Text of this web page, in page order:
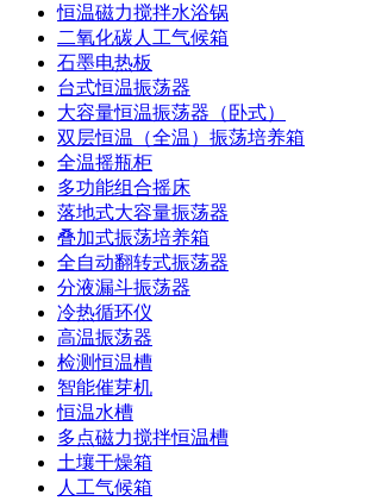
恒温磁力搅拌水浴锅
二氧化碳人工气候箱
石墨电热板
台式恒温振荡器
大容量恒温振荡器（卧式）
双层恒温（全温）振荡培养箱
全温摇瓶柜
多功能组合摇床
落地式大容量振荡器
叠加式振荡培养箱
全自动翻转式振荡器
分液漏斗振荡器
冷热循环仪
高温振荡器
检测恒温槽
智能催芽机
恒温水槽
多点磁力搅拌恒温槽
土壤干燥箱
人工气候箱